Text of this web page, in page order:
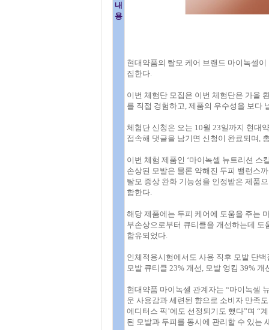
내
용
현대약품의 탈모 케어 브랜드 마이녹셀
집한다.
이번 체험단 모집은 이번 체험단은 가을
를 직접 경험하고, 제품의 우수성을 보다
체험단 신청은 오는 10월 23일까지 현대
접속해 댓글을 남기면 신청이 완료되며,
이번 체험 제품인 ‘마이녹셀 뉴트리션 스
손상된 모발은 물론 약해진 두피 밸런스
탈모 증상 완화 기능성을 인정받은 제품
합한다.
해당 제품에는 두피 케어에 도움을 주는
부손상으로부터 큐티클을 개선하는데
함유되었다.
인체적용시험에서도 사용 직후 모발 단
모발 큐티클 23% 개선, 모발 엉킴 39%
현대약품 마이녹셀 관계자는 “마이녹셀
운 사용감과 세련된 향으로 소비자 만족
에디터스 픽’에도 선정되기도 했다”며 “
된 모발과 두피를 동시에 관리할 수 있는